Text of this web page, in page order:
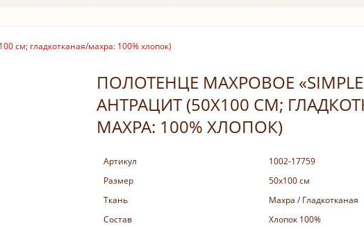
см; гладкотканая/махра: 100% хлопок)
ПОЛОТЕНЦЕ МАХРОВОЕ
АНТРАЦИТ (50X100 СМ;
МАХРА: 100% ХЛОПОК)
Артикул
1002-17759
Размер
50х100 см
Ткань
Махра / Гладкотканая
Состав
Хлопок 100%